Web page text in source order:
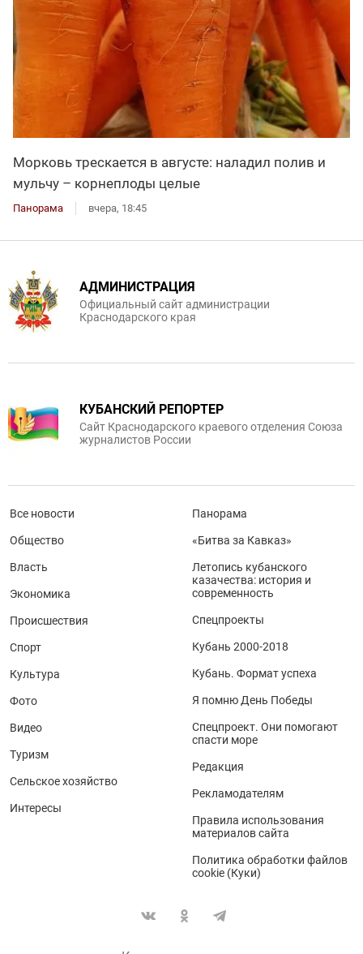
Морковь трескается в августе: наладил полив и
мульчу – корнеплоды целые
Панорама вчера, 18:45
АДМИНИСТРАЦИЯ
Официальный сайт администрации
Краснодарского края
КУБАНСКИЙ РЕПОРТЕР
Сайт Краснодарского краевого отделения Союза
журналистов России
Все новости
Общество
Власть
Экономика
Происшествия
Спорт
Культура
Фото
Видео
Туризм
Сельское хозяйство
Интересы
Панорама
«Битва за Кавказ»
Летопись кубанского
казачества: история и
современность
Спецпроекты
Кубань 2000-2018
Кубань. Формат успеха
Я помню День Победы
Спецпроект. Они помогают
спасти море
Редакция
Рекламодателям
Правила использования
материалов сайта
Политика обработки файлов
cookie (Куки)